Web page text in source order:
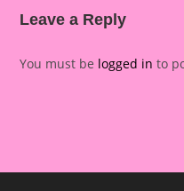
Leave a Reply
You must be logged in to